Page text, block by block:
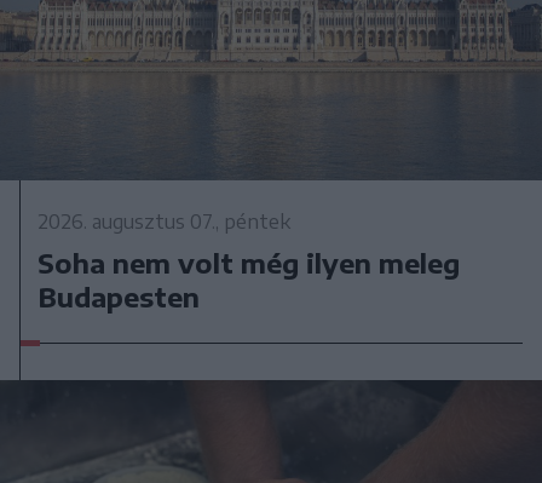
2026. augusztus 07., péntek
Soha nem volt még ilyen meleg
Budapesten